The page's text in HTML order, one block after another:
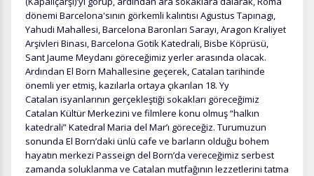
dönemi Barcelona'sının görkemli kalıntısı Agustus Tapınagı,
Yahudi Mahallesi, Barcelona Baronları Sarayı, Aragon Kraliyet
Arşivleri Binası, Barcelona Gotik Katedrali, Bisbe Köprüsü,
Sant Jaume Meydanı göreceğimiz yerler arasında olacak.
Ardından El Born Mahallesine geçerek, Catalan tarihinde
önemli yer etmiş, kazılarla ortaya çıkarılan 18. Yy
Catalan isyanlarının gerçekleştiği sokakları göreceğimiz
Catalan Kültür Merkezini ve filmlere konu olmuş “halkın
katedrali” Katedral Maria del Mar’ı göreceğiz. Turumuzun
sonunda El Born’daki ünlü cafe ve barların olduğu bohem
hayatın merkezi Passeign del Born’da vereceğimiz serbest
zamanda soluklanma ve Catalan mutfağının lezzetlerini tatma